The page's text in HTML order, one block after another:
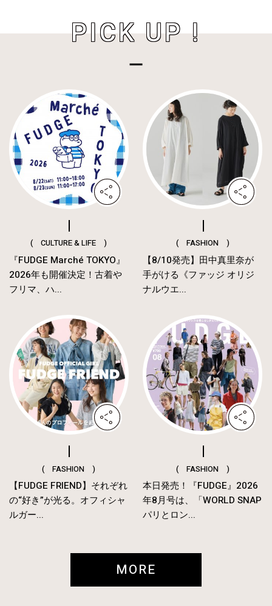
PICK UP !
( CULTURE & LIFE )
『FUDGE Marché TOKYO』
2026年も開催決定！古着や
フリマ、ハ...
( FASHION )
【8/10発売】田中真里奈が
手がける《ファッジ オリジ
ナルウエ...
( FASHION )
【FUDGE FRIEND】それぞれ
の“好き”が光る。オフィシャ
ルガー...
( FASHION )
本日発売！『FUDGE』2026
年8月号は、「WORLD SNAP
パリとロン...
MORE